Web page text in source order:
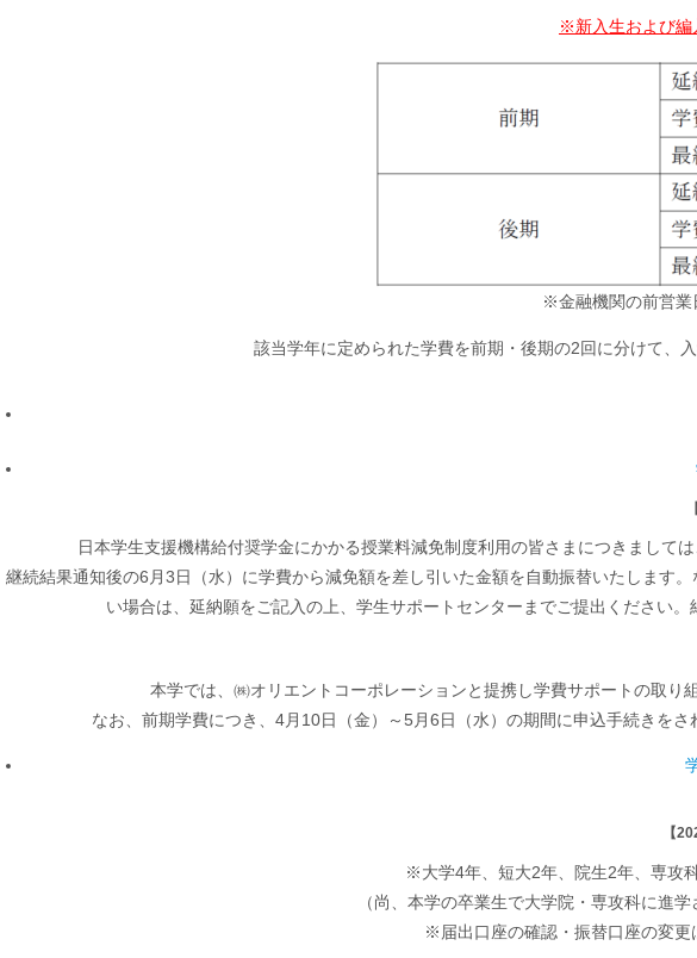
※新入生および編
※金融機関の前営業
該当学年に定められた学費を前期・後期の2回に分けて、
日本学生支援機構給付奨学金にかかる授業料減免制度利用の皆さまにつきまして
継続結果通知後の6月3日（水）に学費から減免額を差し引いた金額を自動振替いたします
い場合は、延納願をご記入の上、学生サポートセンターまでご提出ください
本学では、㈱オリエントコーポレーションと提携し学費サポートの取り
なお、前期学費につき、4月10日（金）～5月6日（水）の期間に申込手続きを
【
※大学4年、短大2年、院生2年、専攻
（尚、本学の卒業生で大学院・専攻科に進
※届出口座の確認・振替口座の変